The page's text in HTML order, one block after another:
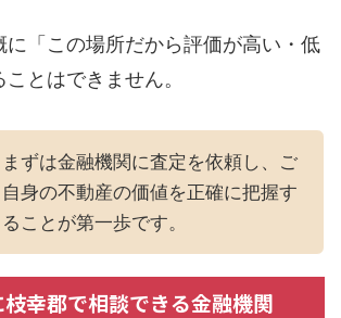
に「この場所だから評価が高い・低
とはできません。
まずは金融機関に査定を依頼し、ご
自身の不動産の価値を正確に把握す
ることが第一歩です。
枝幸郡で相談できる金融機関